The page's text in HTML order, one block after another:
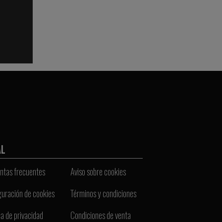
frecuentes
Aviso sobre cookies
de cookies
Términos y condiciones
de privacidad
Condiciones de venta